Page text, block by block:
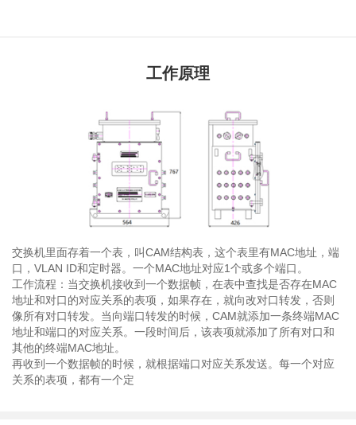
工作原理
交换机里面存着一个表，叫CAM结构表，这个表里有MAC地址，端
口，VLAN ID和定时器。一个MAC地址对应1个或多个端口。
工作流程：当交换机接收到一个数据帧，在表中查找是否存在MAC
地址和对口的对应关系的表项，如果存在，就向改对口转发，否则
像所有对口转发。当向端口转发的时候，CAM就添加一条终端MAC
地址和端口的对应关系。一段时间后，该表项就添加了所有对口和
其他的终端MAC地址。
再收到一个数据帧的时候，就根据端口对应关系发送。每一个对应
关系的表项，都有一个定